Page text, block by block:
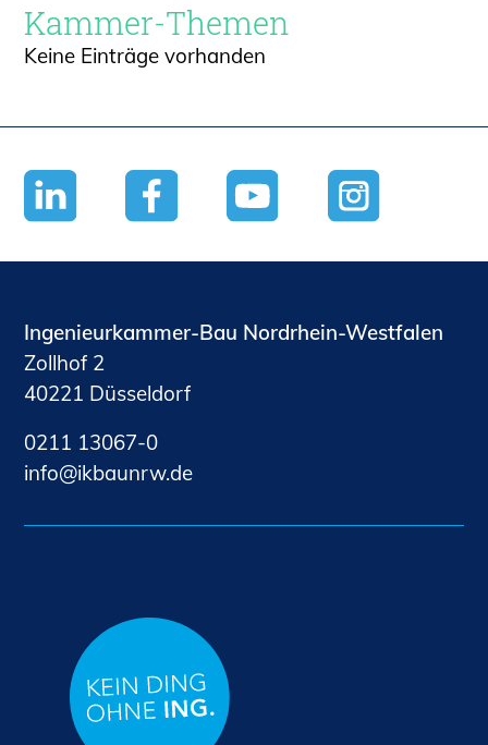
Kammer-Themen
Keine Einträge vorhanden
Ingenieurkammer-Bau Nordrhein-Westfalen
Zollhof 2
40221 Düsseldorf
0211 13067-0
nf
kb nrwd